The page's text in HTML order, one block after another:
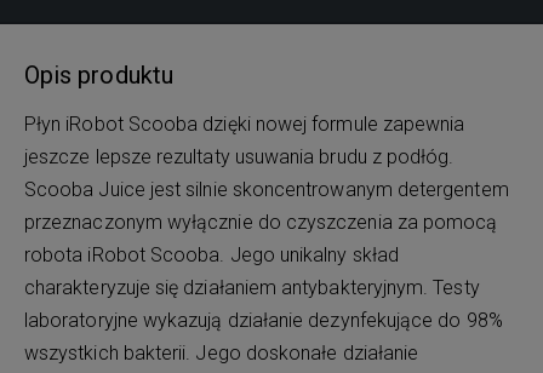
Opis produktu
Płyn iRobot Scooba dzięki nowej formule zapewnia
jeszcze lepsze rezultaty usuwania brudu z podłóg.
Scooba Juice jest silnie skoncentrowanym detergentem
przeznaczonym wyłącznie do czyszczenia za pomocą
robota iRobot Scooba. Jego unikalny skład
charakteryzuje się działaniem antybakteryjnym. Testy
laboratoryjne wykazują działanie dezynfekujące do 98%
wszystkich bakterii. Jego doskonałe działanie